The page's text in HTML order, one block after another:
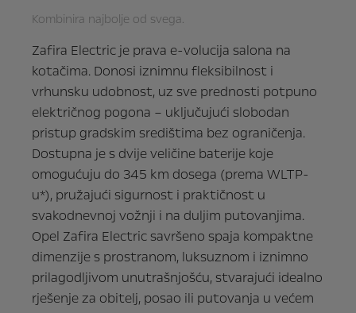
Kombinira najbolje od svega.
Zafira Electric je prava e-volucija salona na
kotačima. Donosi iznimnu fleksibilnost i
vrhunsku udobnost, uz sve prednosti potpuno
električnog pogona – uključujući slobodan
pristup gradskim središtima bez ograničenja.
Dostupna je s dvije veličine baterije koje
omogućuju do 345 km dosega (prema WLTP-
u*), pružajući sigurnost i praktičnost u
svakodnevnoj vožnji i na duljim putovanjima.
Opel Zafira Electric savršeno spaja kompaktne
dimenzije s prostranom, luksuznom i iznimno
prilagodljivom unutrašnjošću, stvarajući idealno
rješenje za obitelj, posao ili putovanja u većem